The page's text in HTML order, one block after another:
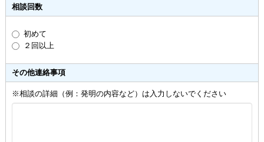
相談回数
初めて
２回以上
その他連絡事項
※相談の詳細（例：発明の内容など）は入力しないでください